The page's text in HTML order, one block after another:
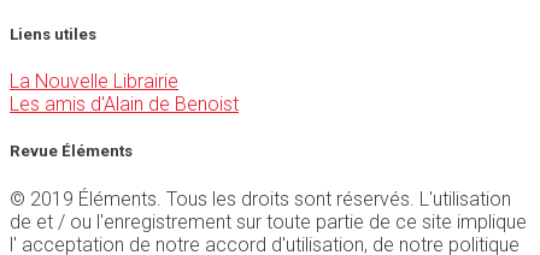
Liens utiles
La Nouvelle Librairie
Les amis d'Alain de Benoist
Revue Éléments
© 2019 Éléments. Tous les droits sont réservés. L'utilisation
de et / ou l'enregistrement sur toute partie de ce site implique
l' acceptation de notre accord d'utilisation, de notre politique